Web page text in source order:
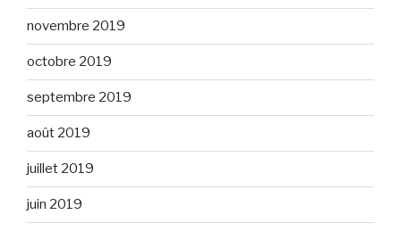
novembre 2019
octobre 2019
septembre 2019
août 2019
juillet 2019
juin 2019